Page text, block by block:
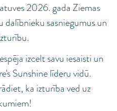
2026. gada Ziemas
dalībnieku sasniegumus un
izcelt savu iesaisti un
Sunshine līderu vidū.
ka izturība ved uz